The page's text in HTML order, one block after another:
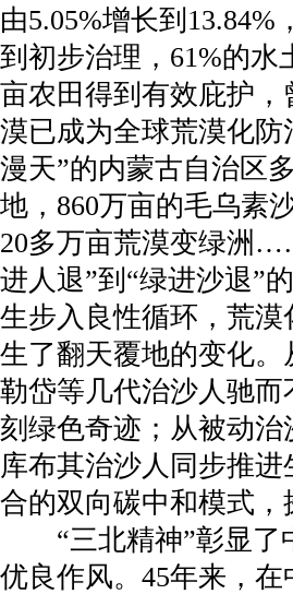
由5.05%增长到
到初步治理，61%的水
亩农田得到有效庇护
漠已成为全球荒漠化
漫天”的内蒙古自治区
地，860万亩的毛乌素
20多万亩荒漠变绿洲
进人退”到“绿进沙退”
生步入良性循环，荒
生了翻天覆地的变化。
勒岱等几代治沙人驰
刻绿色奇迹；从被动
库布其治沙人同步推
合的双向碳中和模式
“三北精神”彰显了
优良作风。45年来，